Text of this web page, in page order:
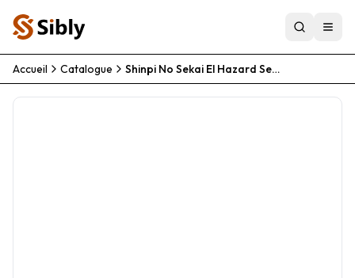
Accueil Catalogue Shinpi No Sekai El Hazard Season 2